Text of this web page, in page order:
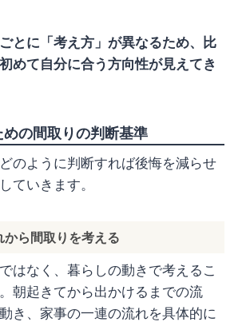
とに「考え方」が異なるため、比
めて自分に合う方向性が見えてき
の間取りの判断基準
のように判断すれば後悔を減らせ
ていきます。
から間取りを考える
はなく、暮らしの動きで考えるこ
朝起きてから出かけるまでの流
き、家事の一連の流れを具体的に